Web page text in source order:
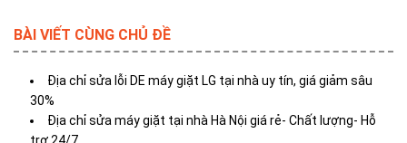
BÀI VIẾT CÙNG CHỦ ĐỀ
Địa chỉ sửa lỗi DE máy giặt LG tại nhà uy tín, giá giảm sâu
30%
Địa chỉ sửa máy giặt tại nhà Hà Nội giá rẻ- Chất lượng- Hỗ